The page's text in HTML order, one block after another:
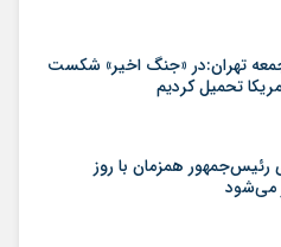
تهران:در «جنگ اخیر» شکست
تحمیل کردیم
همزمان با روز
می‌شود